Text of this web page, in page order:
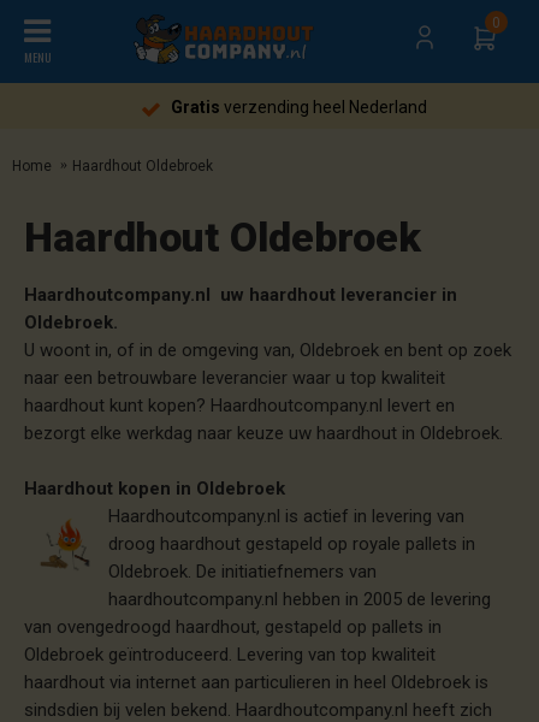
MENU
0
Gratisverzending heel Nederland
Home Haardhout Oldebroek
Haardhout Oldebroek
Haardhoutcompany.nl uw haardhout leverancier in
Oldebroek.
U woont in, of in de omgeving van, Oldebroek en bent op zoek
naar een betrouwbare leverancier waar u top kwaliteit
haardhout kunt kopen? Haardhoutcompany.nl levert en
bezorgt elke werkdag naar keuze uw haardhout in Oldebroek.
Haardhout kopen in Oldebroek
Haardhoutcompany.nl is actief in levering van
droog haardhout gestapeld op royale pallets in
Oldebroek. De initiatiefnemers van
haardhoutcompany.nl hebben in 2005 de levering
van ovengedroogd haardhout, gestapeld op pallets in
Oldebroek geïntroduceerd. Levering van top kwaliteit
haardhout via internet aan particulieren in heel Oldebroek is
sindsdien bij velen bekend. Haardhoutcompany.nl heeft zich